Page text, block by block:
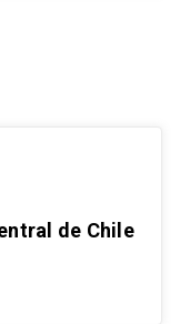
de Chile